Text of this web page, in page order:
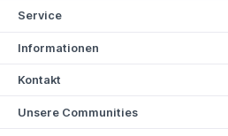
Service
Informationen
Kontakt
Unsere Communities